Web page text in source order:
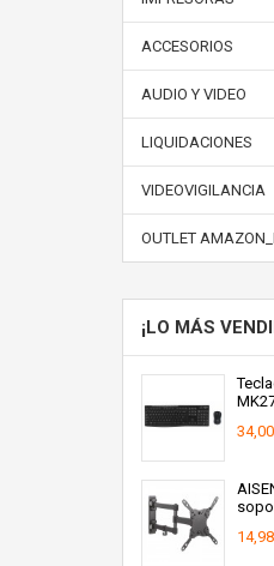
ACCESORIOS
AUDIO Y VIDEO
LIQUIDACIONES
VIDEOVIGILANCIA
OUTLET
¡LO MÁS